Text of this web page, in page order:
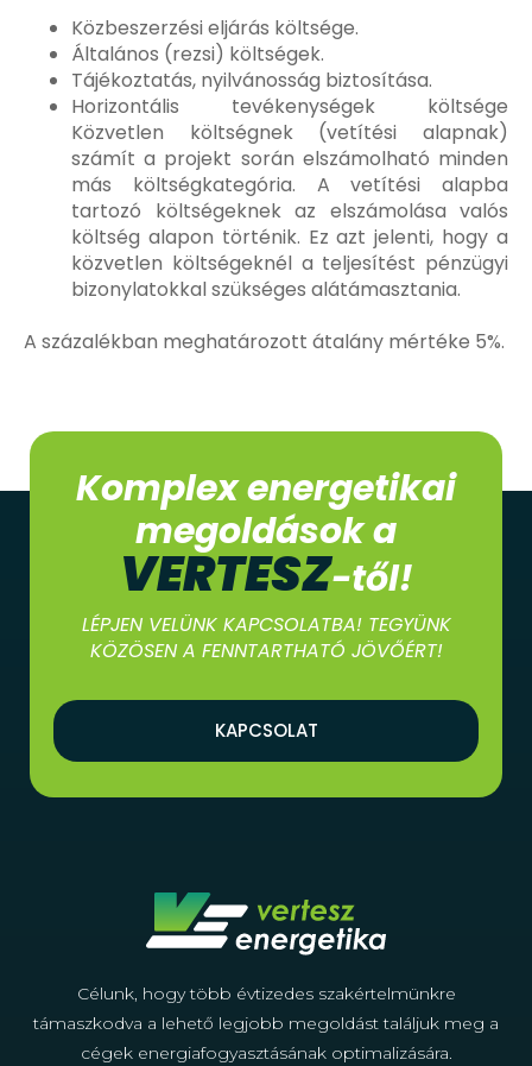
Közbeszerzési eljárás költsége.
Általános (rezsi) költségek.
Tájékoztatás, nyilvánosság biztosítása.
Horizontális tevékenységek költsége
Közvetlen költségnek (vetítési alapnak)
számít a projekt során elszámolható minden
más költségkategória. A vetítési alapba
tartozó költségeknek az elszámolása valós
költség alapon történik. Ez azt jelenti, hogy a
közvetlen költségeknél a teljesítést pénzügyi
bizonylatokkal szükséges alátámasztania.
A százalékban meghatározott átalány mértéke 5%.
Komplex energetikai
megoldások a
VERTESZ-től!
LÉPJEN VELÜNK KAPCSOLATBA! TEGYÜNK
KÖZÖSEN A FENNTARTHATÓ JÖVŐÉRT!
KAPCSOLAT
Célunk, hogy több évtizedes szakértelmünkre
támaszkodva a lehető legjobb megoldást találjuk meg a
cégek energiafogyasztásának optimalizására.